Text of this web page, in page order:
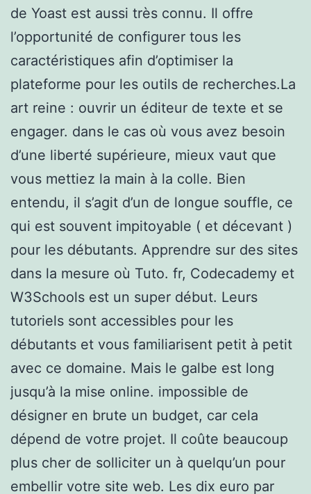
de Yoast est aussi très connu. Il offre
l’opportunité de configurer tous les
caractéristiques afin d’optimiser la
plateforme pour les outils de recherches.La
art reine : ouvrir un éditeur de texte et se
engager. dans le cas où vous avez besoin
d’une liberté supérieure, mieux vaut que
vous mettiez la main à la colle. Bien
entendu, il s’agit d’un de longue souffle, ce
qui est souvent impitoyable ( et décevant )
pour les débutants. Apprendre sur des sites
dans la mesure où Tuto. fr, Codecademy et
W3Schools est un super début. Leurs
tutoriels sont accessibles pour les
débutants et vous familiarisent petit à petit
avec ce domaine. Mais le galbe est long
jusqu’à la mise online. impossible de
désigner en brute un budget, car cela
dépend de votre projet. Il coûte beaucoup
plus cher de solliciter un à quelqu’un pour
embellir votre site web. Les dix euro par